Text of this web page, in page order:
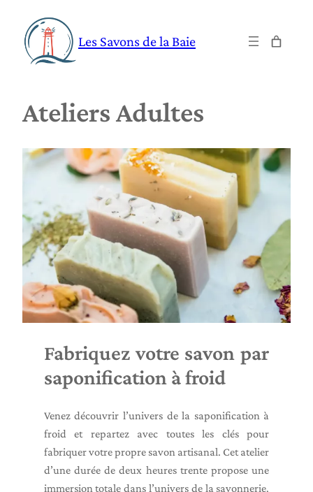
contenu
Les Savons de la Baie
Ateliers Adultes
Fabriquez votre savon par
saponification à froid
Venez découvrir l’univers de la saponification à
froid et repartez avec toutes les clés pour
fabriquer votre propre savon artisanal. Cet atelier
d’une durée de deux heures trente propose une
immersion totale dans l’univers de la savonnerie.